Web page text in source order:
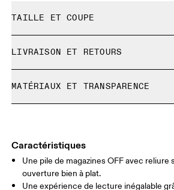
TAILLE ET COUPE
LIVRAISON ET RETOURS
€
Retour gratuit sous 30 jours
mais peuvent être retournés en vue
remboursement
MATÉRIAUX ET TRANSPARENCE
Caractéristiques
Une pile de magazines OFF avec reliure
ouverture bien à plat.
Une expérience de lecture inégalable